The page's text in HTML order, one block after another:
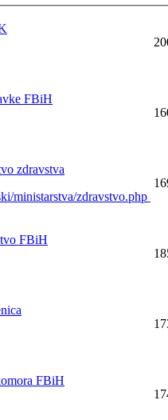
FBiH
zdravstva
ministarstva/zdravstvo.php
FBiH
FBiH